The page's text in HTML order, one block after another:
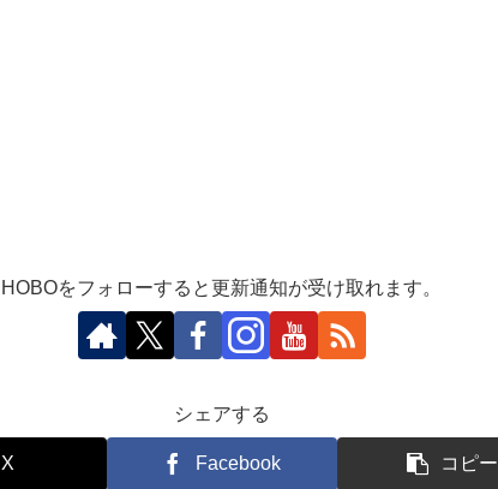
HOBOをフォローすると更新通知が受け取れます。
シェアする
X Facebook コピー